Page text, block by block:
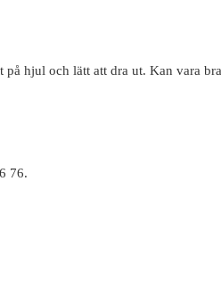
hjul och lätt att dra ut. Kan vara
76.